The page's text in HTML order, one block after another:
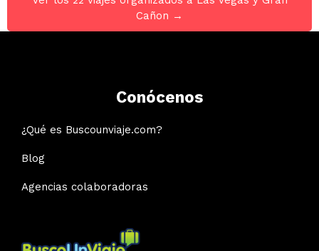
Cañon →
Conócenos
¿Qué es Buscounviaje.com?
Blog
Agencias colaboradoras